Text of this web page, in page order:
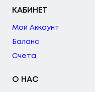
КАБИНЕТ
Мой Аккаунт
Баланс
Счета
О НАС